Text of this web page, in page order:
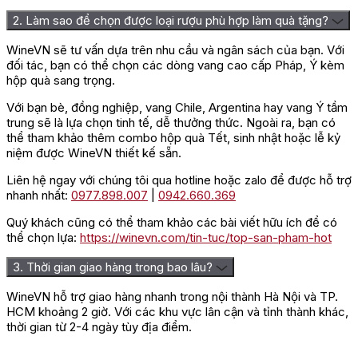
Các bạn có thể kết hợp dòng vang này với một số món ăn như
thịt gà, thịt ba chỉ kho kiểu Nhật, gà nướng với cà chua và mật
ong, bí ngô…trong điều kiện nhiệt độ lý tưởng từ 12 – 14 độ C.
Để rượu vang được ngon hơn trước khi thưởng thức chúng ta
cần ướp lạnh rượu trong xô đá khoảng 30 phút.
Liên hệ mua hàng tạiwinevnđể đặt mua hàng để được giá
tốt nhất!
2. Làm sao để chọn được loại rượu phù hợp làm quà tặng?
WineVN sẽ tư vấn dựa trên nhu cầu và ngân sách của bạn. Với
đối tác, bạn có thể chọn các dòng vang cao cấp Pháp, Ý kèm
hộp quà sang trọng.
Với bạn bè, đồng nghiệp, vang Chile, Argentina hay vang Ý tầm
trung sẽ là lựa chọn tinh tế, dễ thưởng thức. Ngoài ra, bạn có
thể tham khảo thêm combo hộp quà Tết, sinh nhật hoặc lễ kỷ
niệm được WineVN thiết kế sẵn.
Liên hệ ngay với chúng tôi qua hotline hoặc zalo để được hỗ trợ
nhanh nhất: 0977.898.007
0942.660.369
Quý khách cũng có thể tham khảo các bài viết hữu ích để có
thể chọn lựa: https://winevn.com/tin-tuc/top-san-pham-hot
3. Thời gian giao hàng trong bao lâu?
WineVN hỗ trợ giao hàng nhanh trong nội thành Hà Nội và TP.
HCM khoảng 2 giờ. Với các khu vực lân cận và tỉnh thành khác,
thời gian từ 2-4 ngày tùy địa điểm.